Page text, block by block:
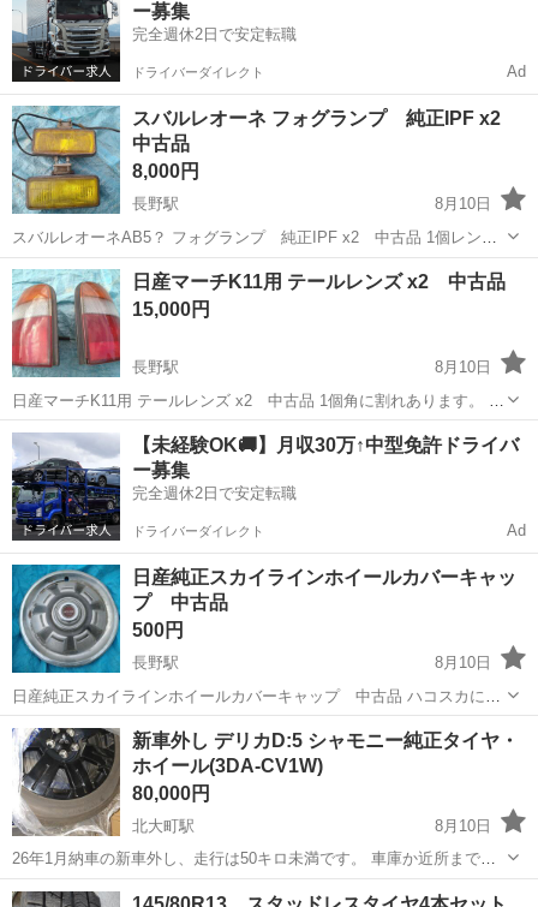
ー募集
完全週休2日で安定転職
ドライバーダイレクト Ad
スバルレオーネ フォグランプ 純正IPF x2
中古品
8,000円
長野駅
8月10日
スバルレオーネAB5？ フォグランプ 純正IPF x2 中古品 1個レンズ
割れています。 1個全体寸法約24cm x 29 x 20 ...
長野 長野市 長野駅 外装、車外用品 フォグランプ
日産マーチK11用 テールレンズ x2 中古品
15,000円
長野駅
8月10日
日産マーチK11用 テールレンズ x2 中古品 1個角に割れあります。 1
個全体寸法約16.5cm x 13 奥行約9.5cm ...
長野 長野市 長野駅 パーツ 日産マーチ
【未経験OK🚚】月収30万↑中型免許ドライバ
ー募集
完全週休2日で安定転職
ドライバーダイレクト Ad
日産純正スカイラインホイールカバーキャッ
プ 中古品
500円
長野駅
8月10日
日産純正スカイラインホイールカバーキャップ 中古品 ハコスカに付
いていたものです。1枚のみ 取り付け部錆びていて状態悪いです。 長
野市稲葉や若里辺りでの引き渡しを希望し...
長野 長野市 長野駅 タイヤ、ホイール ハコスカ
新車外し デリカD:5 シャモニー純正タイヤ・
ホイール(3DA-CV1W)
80,000円
北大町駅
8月10日
26年1月納車の新車外し、走行は50キロ未満です。 車庫か近所まで取
りに来てもらえると助かります🙏 近場や身体の不自由な方の場合配達
長野 大町市 タイヤ、ホイール シャモニー